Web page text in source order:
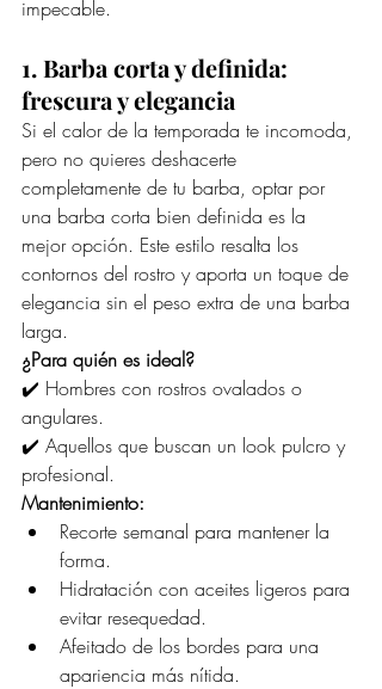
impecable.
1. Barba corta y definida:
frescura y elegancia
Si el calor de la temporada te incomoda,
pero no quieres deshacerte
completamente de tu barba, optar por
una barba corta bien definida es la
mejor opción. Este estilo resalta los
contornos del rostro y aporta un toque de
elegancia sin el peso extra de una barba
larga.
¿Para quién es ideal?
✔️ Hombres con rostros ovalados o
angulares.
✔️ Aquellos que buscan un look pulcro y
profesional.
Mantenimiento:
Recorte semanal para mantener la
forma.
Hidratación con aceites ligeros para
evitar resequedad.
Afeitado de los bordes para una
apariencia más nítida.